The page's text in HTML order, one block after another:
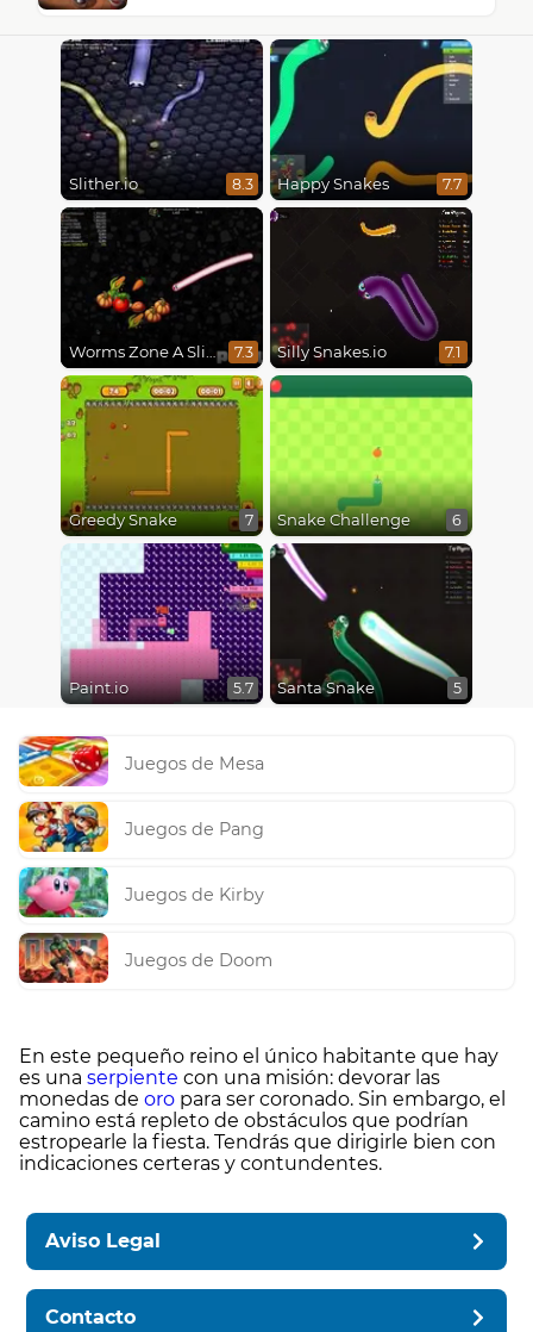
Slither.io 8.3 Happy Snakes 7.7
Worms Zone A Slithery Snake 7.3 Silly Snakes.io 7.1
Greedy Snake 7 Snake Challenge 6
Paint.io 5.7 Santa Snake 5
Juegos de Mesa
Juegos de Pang
Juegos de Kirby
Juegos de Doom
En este pequeño reino el único habitante que hay
es una serpiente con una misión: devorar las
monedas de oro para ser coronado. Sin embargo, el
camino está repleto de obstáculos que podrían
estropearle la fiesta. Tendrás que dirigirle bien con
indicaciones certeras y contundentes.
Aviso Legal
Contacto